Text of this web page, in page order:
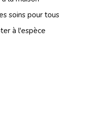
soins pour tous
à l'espèce